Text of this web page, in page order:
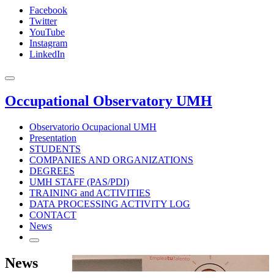
Facebook
Twitter
YouTube
Instagram
LinkedIn
Occupational Observatory UMH
Observatorio Ocupacional UMH
Presentation
STUDENTS
COMPANIES AND ORGANIZATIONS
DEGREES
UMH STAFF (PAS/PDI)
TRAINING and ACTIVITIES
DATA PROCESSING ACTIVITY LOG
CONTACT
News
News